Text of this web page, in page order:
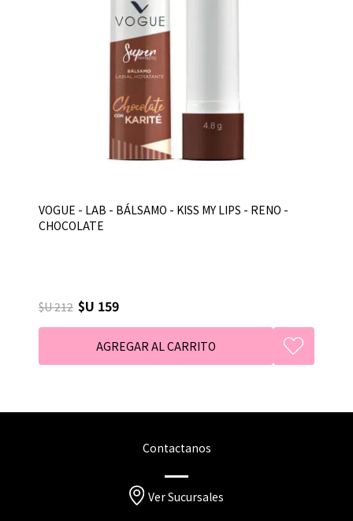
VOGUE - LAB - BÁLSAMO - KISS MY LIPS - RENO -
CHOCOLATE
$U 212 $U 159
Contactanos
Ver Sucursales